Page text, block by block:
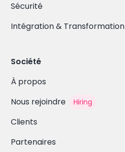
Sécurité
Intégration & Transformation
Société
À propos
Nous rejoindre
Hiring
Clients
Partenaires